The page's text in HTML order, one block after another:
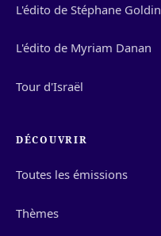
L'édito de Stéphane Goldin
L'édito de Myriam Danan
Tour d'Israël
DÉCOUVRIR
Toutes les émissions
Thèmes